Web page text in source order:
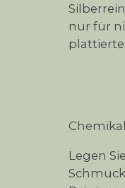
nur für
Legen